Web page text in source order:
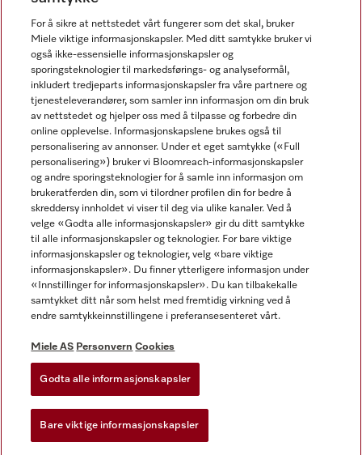
Nyhetsbrev
Miele AS
Vilkår og betingelser
Vilkår for bruk
Miele tilgjengelighetserklæring
Miele på Facebook
Miele på Youtube
Miele på Instagram
For å sikre at nettstedet vårt fungerer som det skal, bruker
Miele viktige informasjonskapsler. Med ditt samtykke bruker vi
også ikke-essensielle informasjonskapsler og
sporingsteknologier til markedsførings- og analyseformål,
inkludert tredjeparts informasjonskapsler fra våre partnere og
tjenesteleverandører, som samler inn informasjon om din bruk
av nettstedet og hjelper oss med å tilpasse og forbedre din
online opplevelse. Informasjonskapslene brukes også til
personalisering av annonser. Under et eget samtykke («Full
personalisering») bruker vi Bloomreach-informasjonskapsler
og andre sporingsteknologier for å samle inn informasjon om
brukeratferden din, som vi tilordner profilen din for bedre å
skreddersy innholdet vi viser til deg via ulike kanaler. Ved å
velge «Godta alle informasjonskapsler» gir du ditt samtykke
til alle informasjonskapsler og teknologier. For bare viktige
informasjonskapsler og teknologier, velg «bare viktige
informasjonskapsler». Du finner ytterligere informasjon under
«Innstillinger for informasjonskapsler». Du kan tilbakekalle
samtykket ditt når som helst med fremtidig virkning ved å
endre samtykkeinnstillingene i preferansesenteret vårt.
Miele AS Personvern Cookies
Godta alle informasjonskapsler
Bare viktige informasjonskapsler